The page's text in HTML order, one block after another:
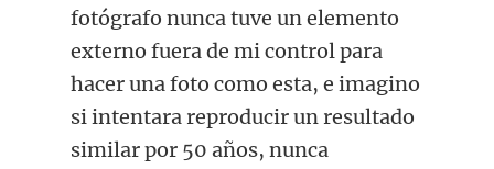
fotógrafo nunca tuve un elemento
externo fuera de mi control para
hacer una foto como esta, e imagino
si intentara reproducir un resultado
similar por 50 años, nunca